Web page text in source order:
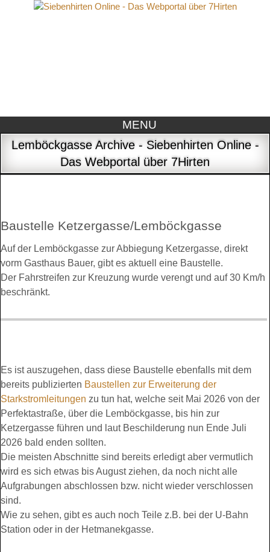
MENU
Lemböckgasse Archive - Siebenhirten Online -
Das Webportal über 7Hirten
Baustelle Ketzergasse/Lemböckgasse
Auf der Lemböckgasse zur Abbiegung Ketzergasse, direkt
vorm Gasthaus Bauer, gibt es aktuell eine Baustelle.
Der Fahrstreifen zur Kreuzung wurde verengt und auf 30 Km/h
beschränkt.
Es ist auszugehen, dass diese Baustelle ebenfalls mit dem
bereits publizierten Baustellen zur Erweiterung der
Starkstromleitungen zu tun hat, welche seit Mai 2026 von der
Perfektastraße, über die Lemböckgasse, bis hin zur
Ketzergasse führen und laut Beschilderung nun Ende Juli
2026 bald enden sollten.
Die meisten Abschnitte sind bereits erledigt aber vermutlich
wird es sich etwas bis August ziehen, da noch nicht alle
Aufgrabungen abschlossen bzw. nicht wieder verschlossen
sind.
Wie zu sehen, gibt es auch noch Teile z.B. bei der U-Bahn
Station oder in der Hetmanekgasse.